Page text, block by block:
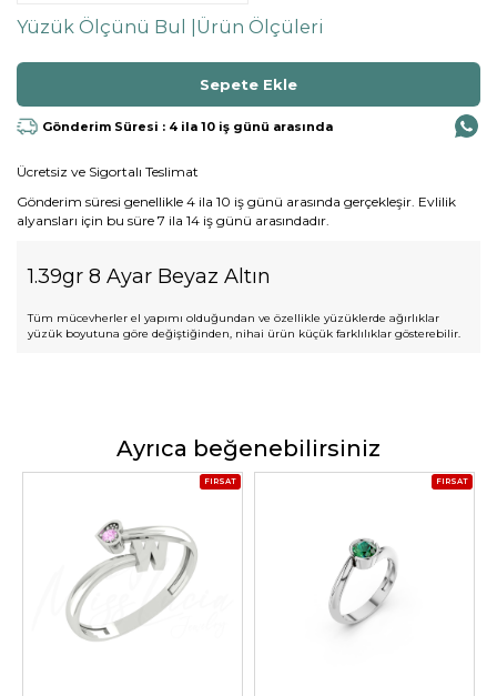
Yüzük Ölçünü Bul | Ürün Ölçüleri
Gönderim Süresi : 4 ila 10 iş günü arasında
Ücretsiz ve Sigortalı Teslimat
Gönderim süresi genellikle 4 ila 10 iş günü arasında gerçekleşir. Evlilik
alyansları için bu süre 7 ila 14 iş günü arasındadır.
1.39gr 8 Ayar Beyaz Altın
Tüm mücevherler el yapımı olduğundan ve özellikle yüzüklerde ağırlıklar
yüzük boyutuna göre değiştiğinden, nihai ürün küçük farklılıklar gösterebilir.
Ayrıca beğenebilirsiniz
FIRSAT FIRSAT